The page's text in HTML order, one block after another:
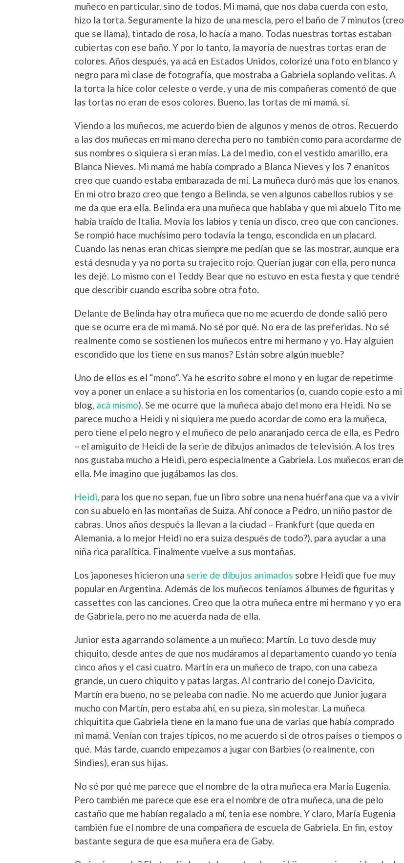
muñeco en particular, sino de todos. Mi mamá, que nos daba cuerda con esto,
hizo la torta. Seguramente la hizo de una mescla, pero el baño de 7 minutos (creo
que se llama), tintado de rosa, lo hacía a mano. Todas nuestras tortas estaban
cubiertas con ese baño. Y por lo tanto, la mayoría de nuestras tortas eran de
colores. Años después, ya acá en Estados Unidos, colorizé una foto en blanco y
negro para mi clase de fotografía, que mostraba a Gabriela soplando velitas. A
la torta la hice color celeste o verde, y una de mis compañeras comentó de que
las tortas no eran de esos colores. Bueno, las tortas de mi mamá, sí.
Viendo a los muñecos, me acuerdo bien de algunos y menos de otros. Recuerdo
a las dos muñecas en mi mano derecha pero no también como para acordarme de
sus nombres o siquiera si eran mías. La del medio, con el vestido amarillo, era
Blanca Nieves. Mi mamá me había comprado a Blanca Nieves y los 7 enanitos
creo que cuando estaba embarazada de mí. La muñeca duró más que los enanos.
En mi otro brazo creo que tengo a Belinda, se ven algunos cabellos rubios y se
me da que era ella. Belinda era una muñeca que hablaba y que mi abuelo Tito me
había traído de Italia. Movía los labios y tenía un disco, creo que con canciones.
Se rompió hace muchísimo pero todavía la tengo, escondida en un placard.
Cuando las nenas eran chicas siempre me pedían que se las mostrar, aunque era
está desnuda y ya no porta su trajecito rojo. Querían jugar con ella, pero nunca
les dejé. Lo mismo con el Teddy Bear que no estuvo en esta fiesta y que tendré
que describir cuando escriba sobre otra foto.
Delante de Belinda hay otra muñeca que no me acuerdo de donde salió pero
que se ocurre era de mi mamá. No sé por qué. No era de las preferidas. No sé
realmente como se sostienen los muñecos entre mi hermano y yo. Hay alguien
escondido que los tiene en sus manos? Están sobre algún mueble?
Uno de ellos es el “mono”. Ya he escrito sobre el mono y en lugar de repetirme
voy a poner un enlace a su historia en los comentarios (o, cuando copie esto a mi
blog, acá mismo). Se me ocurre que la muñeca abajo del mono era Heidi. No se
parece mucho a Heidi y ni siquiera me puedo acordar de como era la muñeca,
pero tiene el pelo negro y el muñeco de pelo anaranjado cerca de ella, es Pedro
– el amiguito de Heidi de la serie de dibujos animados de televisión. A los tres
nos gustaba mucho a Heidi, pero especialmente a Gabriela. Los muñecos eran de
ella. Me imagino que jugábamos las dos.
Heidi, para los que no sepan, fue un libro sobre una nena huérfana que va a vivir
con su abuelo en las montañas de Suiza. Ahí conoce a Pedro, un niño pastor de
cabras. Unos años después la llevan a la ciudad – Frankfurt (que queda en
Alemania, a lo mejor Heidi no era suiza después de todo?), para ayudar a una
niña rica paralítica. Finalmente vuelve a sus montañas.
Los japoneses hicieron una serie de dibujos animados sobre Heidi que fue muy
popular en Argentina. Además de los muñecos teníamos álbumes de figuritas y
cassettes con las canciones. Creo que la otra muñeca entre mi hermano y yo era
de Gabriela, pero no me acuerda nada de ella.
Junior esta agarrando solamente a un muñeco: Martín. Lo tuvo desde muy
chiquito, desde antes de que nos mudáramos al departamento cuando yo tenía
cinco años y el casi cuatro. Martín era un muñeco de trapo, con una cabeza
grande, un cuero chiquito y patas largas. Al contrario del conejo Davicito,
Martín era bueno, no se peleaba con nadie. No me acuerdo que Junior jugara
mucho con Martín, pero estaba ahí, en su pieza, sin molestar. La muñeca
chiquitita que Gabriela tiene en la mano fue una de varias que había comprado
mi mamá. Venían con trajes típicos, no me acuerdo si de otros países o tiempos o
qué. Más tarde, cuando empezamos a jugar con Barbies (o realmente, con
Sindies), eran sus hijas.
No sé por qué me parece que el nombre de la otra muñeca era María Eugenia.
Pero también me parece que ese era el nombre de otra muñeca, una de pelo
castaño que me habían regalado a mí, tenía ese nombre. Y claro, María Eugenia
también fue el nombre de una compañera de escuela de Gabriela. En fin, estoy
bastante segura de que esa muñera era de Gaby.